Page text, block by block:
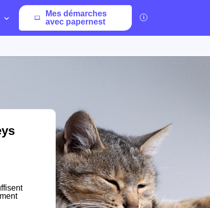
Mes démarches
avec papernest